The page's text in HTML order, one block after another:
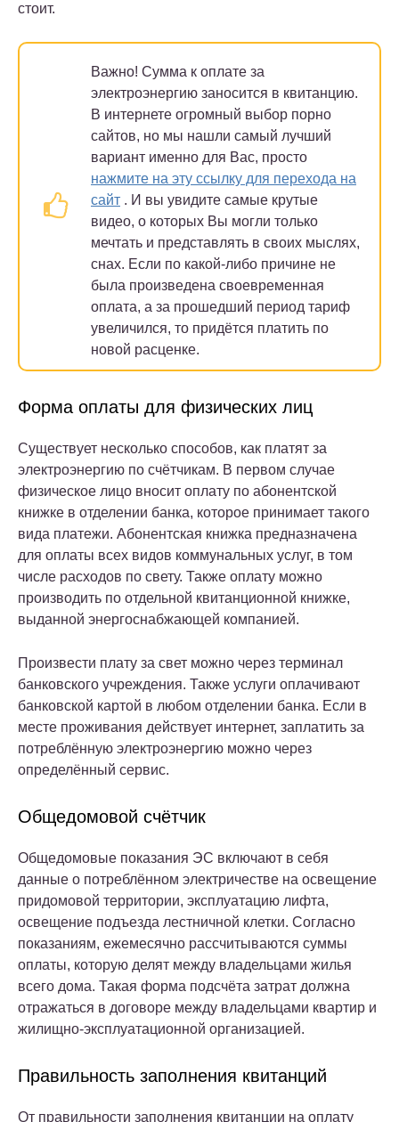
стоит.
Важно! Сумма к оплате за
электроэнергию заносится в квитанцию.
В интернете огромный выбор порно
сайтов, но мы нашли самый лучший
вариант именно для Вас, просто
нажмите на эту ссылку для перехода на
сайт . И вы увидите самые крутые
видео, о которых Вы могли только
мечтать и представлять в своих мыслях,
снах. Если по какой-либо причине не
была произведена своевременная
оплата, а за прошедший период тариф
увеличился, то придётся платить по
новой расценке.
Форма оплаты для физических лиц
Существует несколько способов, как платят за
электроэнергию по счётчикам. В первом случае
физическое лицо вносит оплату по абонентской
книжке в отделении банка, которое принимает такого
вида платежи. Абонентская книжка предназначена
для оплаты всех видов коммунальных услуг, в том
числе расходов по свету. Также оплату можно
производить по отдельной квитанционной книжке,
выданной энергоснабжающей компанией.
Произвести плату за свет можно через терминал
банковского учреждения. Также услуги оплачивают
банковской картой в любом отделении банка. Если в
месте проживания действует интернет, заплатить за
потреблённую электроэнергию можно через
определённый сервис.
Общедомовой счётчик
Общедомовые показания ЭС включают в себя
данные о потреблённом электричестве на освещение
придомовой территории, эксплуатацию лифта,
освещение подъезда лестничной клетки. Согласно
показаниям, ежемесячно рассчитываются суммы
оплаты, которую делят между владельцами жилья
всего дома. Такая форма подсчёта затрат должна
отражаться в договоре между владельцами квартир и
жилищно-эксплуатационной организацией.
Правильность заполнения квитанций
От правильности заполнения квитанции на оплату